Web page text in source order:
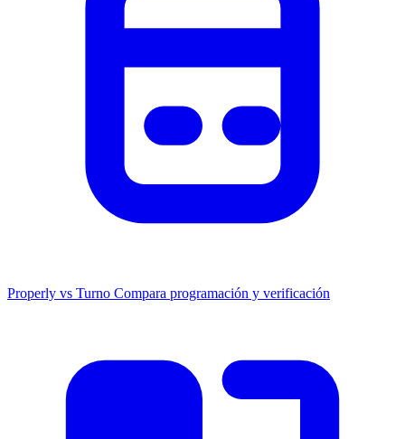
Properly vs Turno Compara programación y verificación